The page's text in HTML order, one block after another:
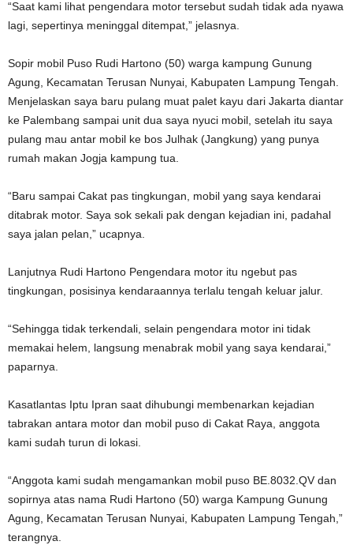
“Saat kami lihat pengendara motor tersebut sudah tidak ada nyawa
lagi, sepertinya meninggal ditempat,” jelasnya.
Sopir mobil Puso Rudi Hartono (50) warga kampung Gunung
Agung, Kecamatan Terusan Nunyai, Kabupaten Lampung Tengah.
Menjelaskan saya baru pulang muat palet kayu dari Jakarta diantar
ke Palembang sampai unit dua saya nyuci mobil, setelah itu saya
pulang mau antar mobil ke bos Julhak (Jangkung) yang punya
rumah makan Jogja kampung tua.
“Baru sampai Cakat pas tingkungan, mobil yang saya kendarai
ditabrak motor. Saya sok sekali pak dengan kejadian ini, padahal
saya jalan pelan,” ucapnya.
Lanjutnya Rudi Hartono Pengendara motor itu ngebut pas
tingkungan, posisinya kendaraannya terlalu tengah keluar jalur.
“Sehingga tidak terkendali, selain pengendara motor ini tidak
memakai helem, langsung menabrak mobil yang saya kendarai,”
paparnya.
Kasatlantas Iptu Ipran saat dihubungi membenarkan kejadian
tabrakan antara motor dan mobil puso di Cakat Raya, anggota
kami sudah turun di lokasi.
“Anggota kami sudah mengamankan mobil puso BE.8032.QV dan
sopirnya atas nama Rudi Hartono (50) warga Kampung Gunung
Agung, Kecamatan Terusan Nunyai, Kabupaten Lampung Tengah,”
terangnya.